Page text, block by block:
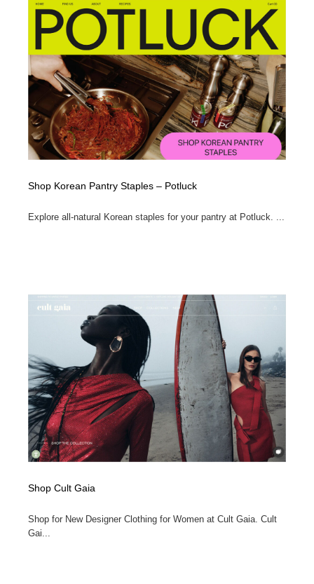
Shop Korean Pantry Staples – Potluck
Explore all-natural Korean staples for your pantry at Potluck. ...
Shop Cult Gaia
Shop for New Designer Clothing for Women at Cult Gaia. Cult
Gai...